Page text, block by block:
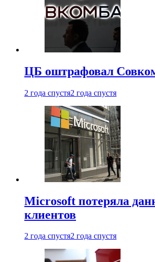
ЦБ оштрафовал
2 года спустя2 года спустя
Microsoft потеряла
клиентов
2 года спустя2 года спустя